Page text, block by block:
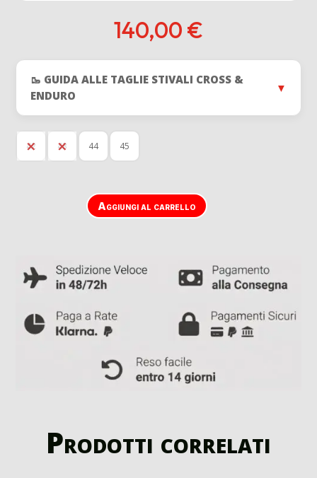
140,00 €
🥾 GUIDA ALLE TAGLIE STIVALI CROSS &
ENDURO
▼
42 43 44 45
Aggiungi al carrello
Prodotti correlati